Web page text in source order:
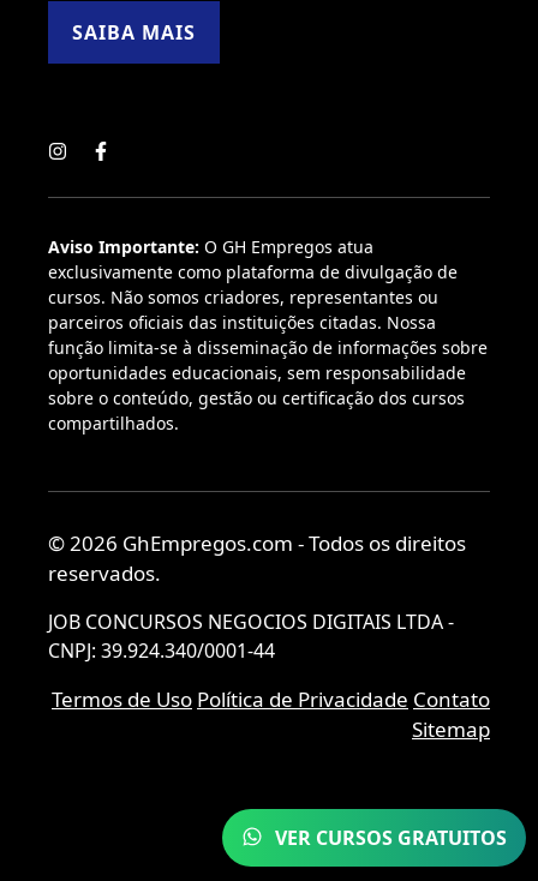
SAIBA MAIS
Aviso Importante: O GH Empregos atua
exclusivamente como plataforma de divulgação de
cursos. Não somos criadores, representantes ou
parceiros oficiais das instituições citadas. Nossa
função limita-se à disseminação de informações sobre
oportunidades educacionais, sem responsabilidade
sobre o conteúdo, gestão ou certificação dos cursos
compartilhados.
© 2026 GhEmpregos.com - Todos os direitos
reservados.
JOB CONCURSOS NEGOCIOS DIGITAIS LTDA -
CNPJ: 39.924.340/0001-44
Termos de Uso Política de Privacidade Contato
Sitemap
VER CURSOS GRATUITOS